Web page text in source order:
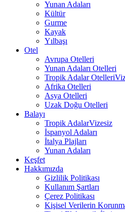
Yunan Adaları
Kültür
Gurme
Kayak
Yılbaşı
Otel
Avrupa Otelleri
Yunan Adaları Otelleri
Tropik Adalar Otelleri
Afrika Otelleri
Asya Otelleri
Uzak Doğu Otelleri
Balayı
Tropik AdalarVizesiz
İspanyol Adaları
İtalya Plajları
Yunan Adaları
Keşfet
Hakkımızda
Gizlilik Politikası
Kullanım Şartları
Çerez Politikası
Kişisel Verilerin